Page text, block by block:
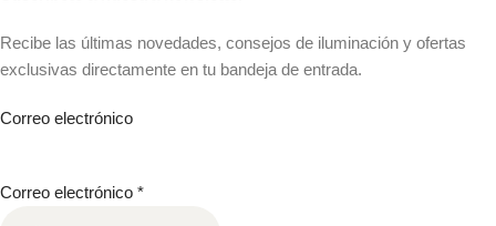
Recibe las últimas novedades, consejos de iluminación y ofertas
exclusivas directamente en tu bandeja de entrada.
Correo electrónico
Correo electrónico *